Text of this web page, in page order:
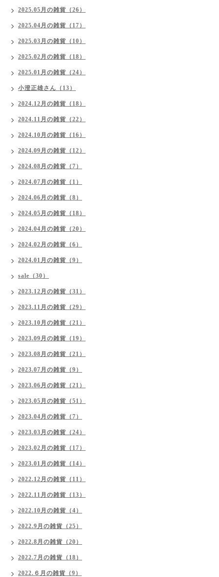
2025.05月の雑貨（26）
2025.04月の雑貨（17）
2025.03月の雑貨（10）
2025.02月の雑貨（18）
2025.01月の雑貨（24）
小澄正雄さん（13）
2024.12月の雑貨（18）
2024.11月の雑貨（22）
2024.10月の雑貨（16）
2024.09月の雑貨（12）
2024.08月の雑貨（7）
2024.07月の雑貨（1）
2024.06月の雑貨（8）
2024.05月の雑貨（18）
2024.04月の雑貨（20）
2024.02月の雑貨（6）
2024.01月の雑貨（9）
sale（30）
2023.12月の雑貨（31）
2023.11月の雑貨（29）
2023.10月の雑貨（21）
2023.09月の雑貨（19）
2023.08月の雑貨（21）
2023.07月の雑貨（9）
2023.06月の雑貨（21）
2023.05月の雑貨（51）
2023.04月の雑貨（7）
2023.03月の雑貨（24）
2023.02月の雑貨（17）
2023.01月の雑貨（14）
2022.12月の雑貨（11）
2022.11月の雑貨（13）
2022.10月の雑貨（4）
2022.9月の雑貨（25）
2022.8月の雑貨（20）
2022.7月の雑貨（18）
2022.６月の雑貨（9）